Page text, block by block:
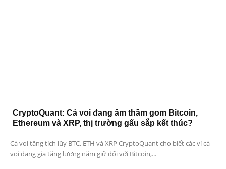
CryptoQuant: Cá voi đang âm thầm gom Bitcoin,
Ethereum và XRP, thị trường gấu sắp kết thúc?
Cá voi tăng tích lũy BTC, ETH và XRP CryptoQuant cho biết các ví cá
voi đang gia tăng lượng nắm giữ đối với Bitcoin,...